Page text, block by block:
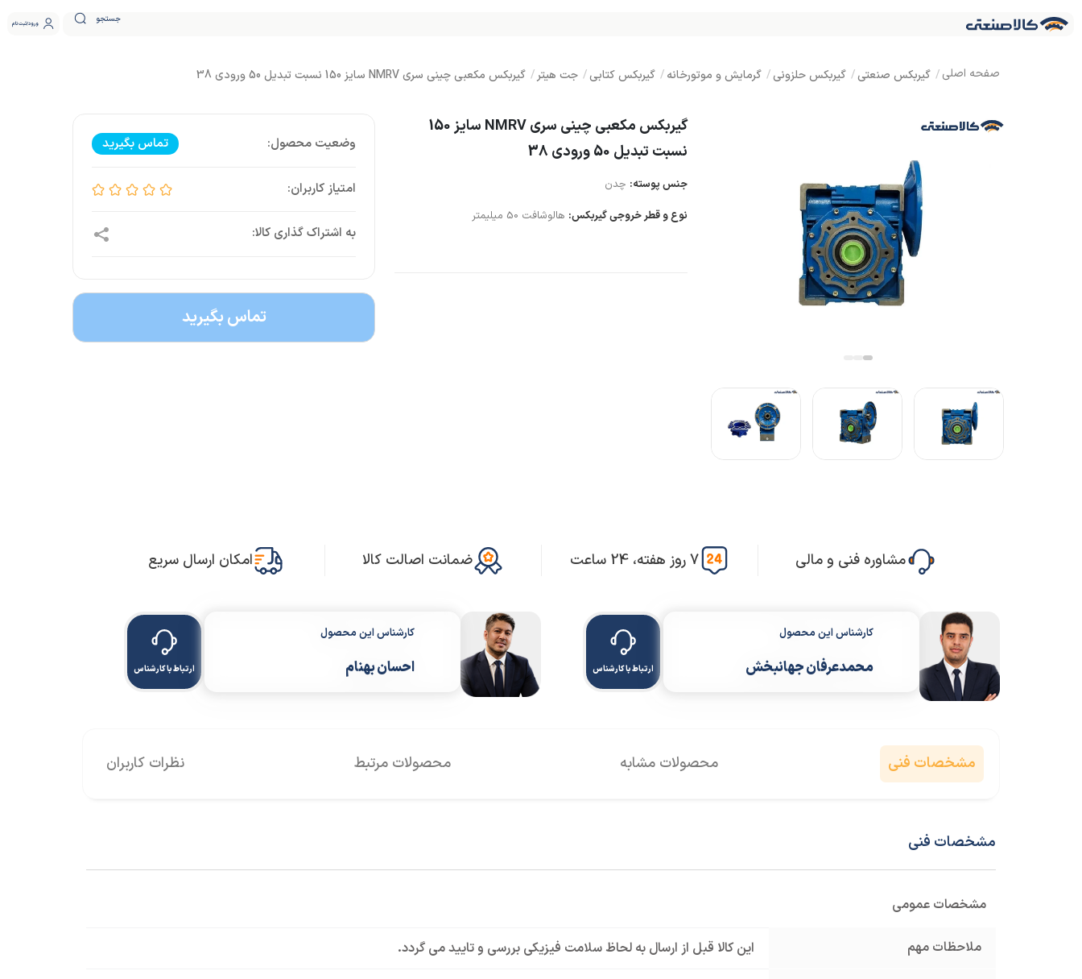
جستجو ورود ثبت نام
گیربکس صنعتی گیربکس حلزونی گرمایش و موتورخانه گیربکس کتابی جت هیتر گیربکس مکعبی چینی سری NMRV سایز 150 نسبت تبدیل 50 ورودی 38
گیربکس مکعبی چینی سری NMRV سایز 150
نسبت تبدیل 50 ورودی 38
جنس پوسته: چدن
نوع و قطر خروجی گیربکس: هالوشافت 50 میلیمتر
تماس بگیرید
تماس بگیرید
مشاوره فنی و مالی 7 روز هفته، 24 ساعت ضمانت اصالت کالا امکان ارسال سریع
کارشناس این محصول
محمدعرفان جهانبخش ارتباط با کارشناس
کارشناس این محصول
احسان بهنام ارتباط با کارشناس
مشخصات فنی محصولات مشابه محصولات مرتبط نظرات کاربران
مشخصات فنی
مشخصات عمومی
ملاحظات مهم این کالا قبل از ارسال به لحاظ سلامت فیزیکی بررسی و تایید می گردد.